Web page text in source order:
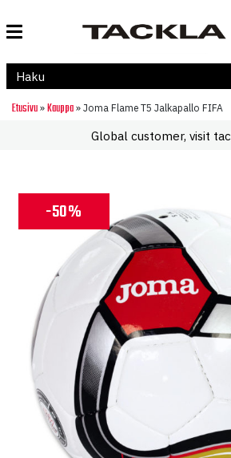
Etusivu » Kauppa » Joma Flame T5 Jalkapallo FIFA
Global customer, visit
-50%